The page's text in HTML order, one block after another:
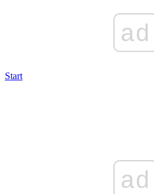
ad
Start
ad